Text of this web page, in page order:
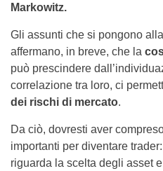
Markowitz.
Gli assunti che si pongono
affermano, in breve, che la
può prescindere
correlazione tra loro, ci
dei rischi di mercato.
Da ciò, dovresti aver
importanti per diventare
riguarda la scelta degli asset